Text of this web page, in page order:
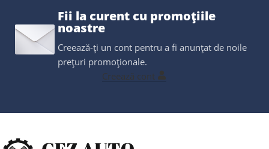
Fii la curent cu promoțiile
noastre
Creează-ți un cont pentru a fi anunțat de noile
prețuri promoționale.
Creează cont